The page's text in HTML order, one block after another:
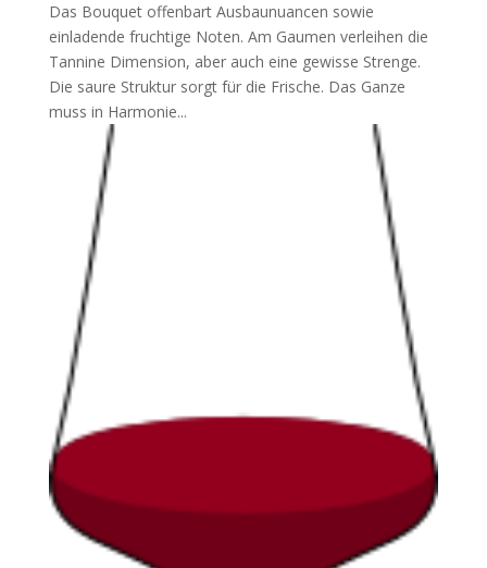
Das Bouquet offenbart Ausbaunuancen sowie
einladende fruchtige Noten. Am Gaumen verleihen die
Tannine Dimension, aber auch eine gewisse Strenge.
Die saure Struktur sorgt für die Frische. Das Ganze
muss in Harmonie...